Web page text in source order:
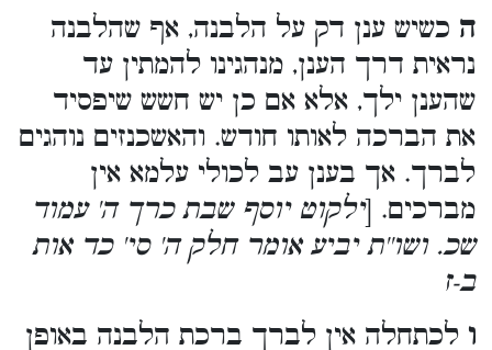
ה כשיש ענן דק על הלבנה, אף שהלבנה
נראית דרך הענן, מנהגינו להמתין עד
שהענן ילך, אלא אם כן יש חשש שיפסיד
את הברכה לאותו חודש. והאשכנזים נוהגים
לברך. אך בענן עב לכולי עלמא אין
מברכים. [ילקוט יוסף שבת כרך ה' עמוד
שכ. ושו''ת יביע אומר חלק ה' סי' כד אות
ב-ז
ו לכתחלה אין לברך ברכת הלבנה באופן